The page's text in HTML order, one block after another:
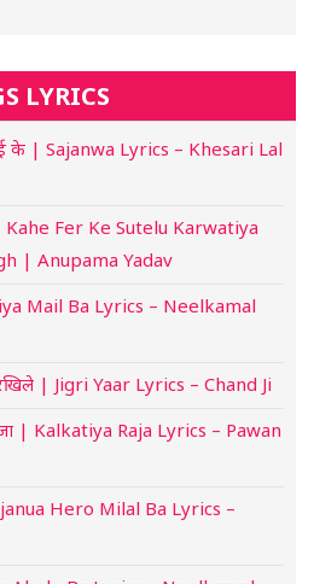
LYRICS
के | Sajanwa Lyrics – Khesari Lal
Fer Ke Sutelu Karwatiya
| Anupama Yadav
Mail Ba Lyrics – Neelkamal
| Jigri Yaar Lyrics – Chand Ji
| Kalkatiya Raja Lyrics – Pawan
Hero Milal Ba Lyrics –